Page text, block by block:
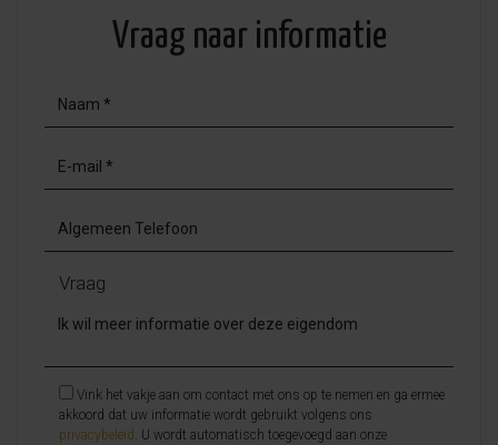
Vraag naar informatie
Vraag
Vink het vakje aan om contact met ons op te nemen en ga ermee
akkoord dat uw informatie wordt gebruikt volgens ons
privacybeleid . U wordt automatisch toegevoegd aan onze